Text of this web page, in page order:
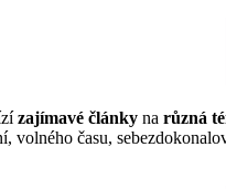
zajímavé články na různá
volného času,